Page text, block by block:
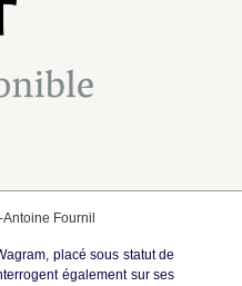
Fournil
placé sous statut de
également sur ses